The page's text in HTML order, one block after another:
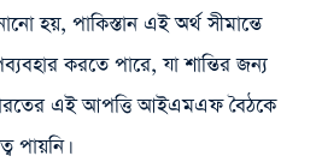
হয়, পাকিস্তান এই অর্থ সীমান্তে
করতে পারে, যা শান্তির জন্য
এই আপত্তি আইএমএফ বৈঠকে
পায়নি।